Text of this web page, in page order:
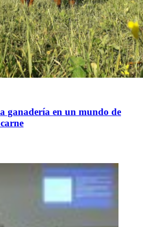
ganadería en un mundo de